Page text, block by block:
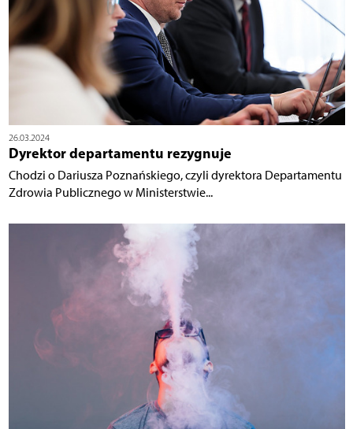
26.03.2024
Dyrektor departamentu rezygnuje
Chodzi o Dariusza Poznańskiego, czyli dyrektora Departamentu
Zdrowia Publicznego w Ministerstwie...